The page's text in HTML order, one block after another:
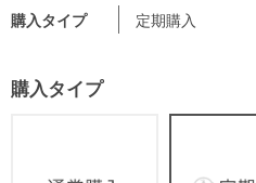
購入タイプ 定期購入
購入タイプ